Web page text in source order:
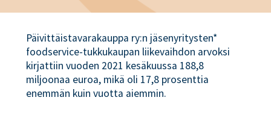
Päivittäistavarakauppa ry:n jäsenyritysten*
foodservice-tukkukaupan liikevaihdon arvoksi
kirjattiin vuoden 2021 kesäkuussa 188,8
miljoonaa euroa, mikä oli 17,8 prosenttia
enemmän kuin vuotta aiemmin.